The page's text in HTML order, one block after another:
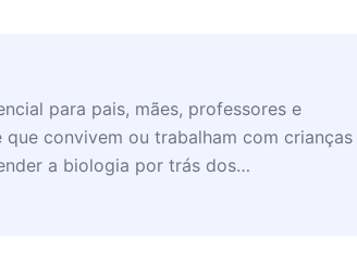
para pais, mães, professores e
que convivem ou trabalham com crianças
a biologia por trás dos
com mais empatia, eficiência e ciência.